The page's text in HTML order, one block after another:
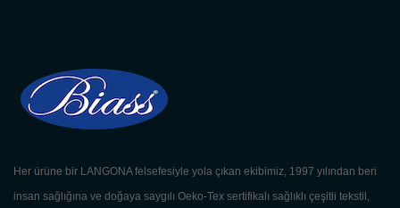
Her ürüne bir LANGONA felsefesiyle yola çıkan ekibimiz, 1997 yılından beri
insan sağlığına ve doğaya saygılı Oeko-Tex sertifikalı sağlıklı çeşitli tekstil,